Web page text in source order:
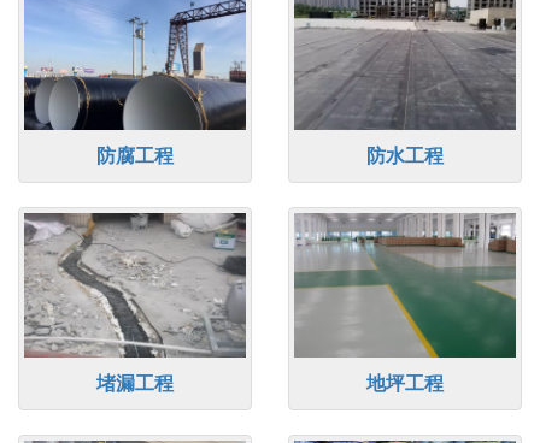
防腐工程 防水工程
堵漏工程 地坪工程